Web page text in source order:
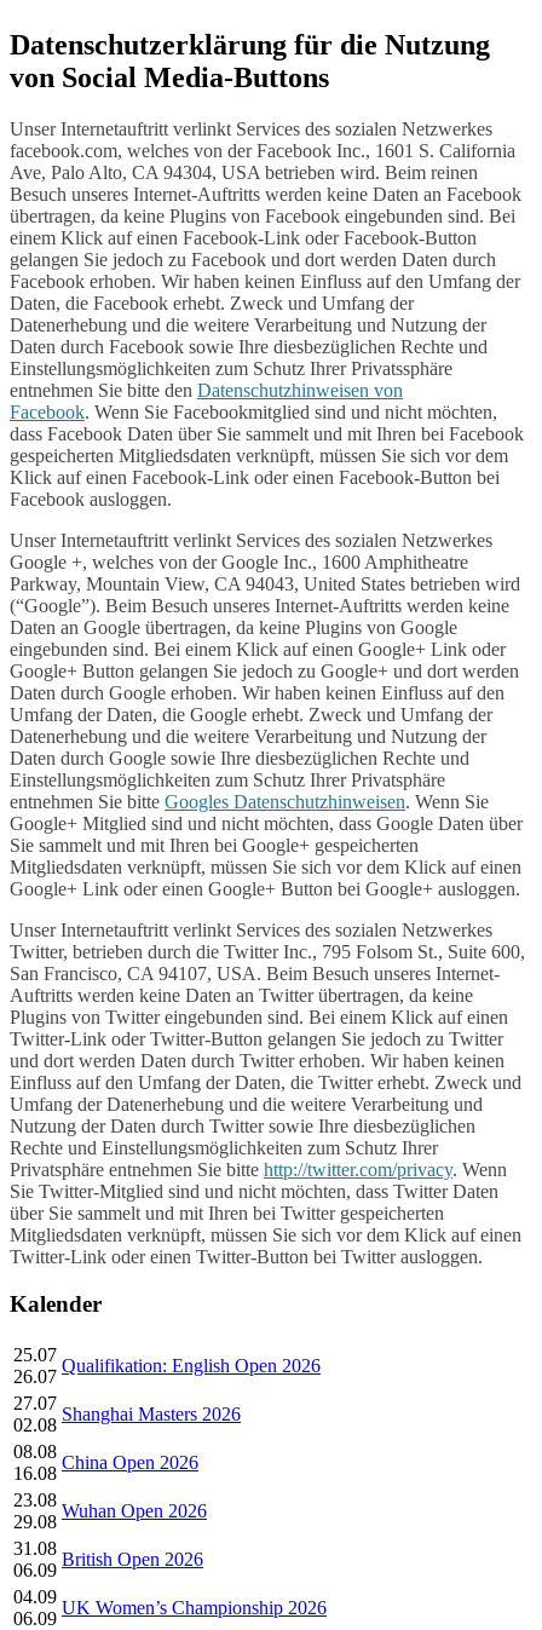
Datenschutzerklärung für die Nutzung
von Social Media-Buttons
Unser Internetauftritt verlinkt Services des sozialen Netzwerkes
facebook.com, welches von der Facebook Inc., 1601 S. California
Ave, Palo Alto, CA 94304, USA betrieben wird. Beim reinen
Besuch unseres Internet-Auftritts werden keine Daten an Facebook
übertragen, da keine Plugins von Facebook eingebunden sind. Bei
einem Klick auf einen Facebook-Link oder Facebook-Button
gelangen Sie jedoch zu Facebook und dort werden Daten durch
Facebook erhoben. Wir haben keinen Einfluss auf den Umfang der
Daten, die Facebook erhebt. Zweck und Umfang der
Datenerhebung und die weitere Verarbeitung und Nutzung der
Daten durch Facebook sowie Ihre diesbezüglichen Rechte und
Einstellungsmöglichkeiten zum Schutz Ihrer Privatssphäre
entnehmen Sie bitte den Datenschutzhinweisen von
Facebook. Wenn Sie Facebookmitglied sind und nicht möchten,
dass Facebook Daten über Sie sammelt und mit Ihren bei Facebook
gespeicherten Mitgliedsdaten verknüpft, müssen Sie sich vor dem
Klick auf einen Facebook-Link oder einen Facebook-Button bei
Facebook ausloggen.
Unser Internetauftritt verlinkt Services des sozialen Netzwerkes
Google +, welches von der Google Inc., 1600 Amphitheatre
Parkway, Mountain View, CA 94043, United States betrieben wird
(“Google”). Beim Besuch unseres Internet-Auftritts werden keine
Daten an Google übertragen, da keine Plugins von Google
eingebunden sind. Bei einem Klick auf einen Google+ Link oder
Google+ Button gelangen Sie jedoch zu Google+ und dort werden
Daten durch Google erhoben. Wir haben keinen Einfluss auf den
Umfang der Daten, die Google erhebt. Zweck und Umfang der
Datenerhebung und die weitere Verarbeitung und Nutzung der
Daten durch Google sowie Ihre diesbezüglichen Rechte und
Einstellungsmöglichkeiten zum Schutz Ihrer Privatsphäre
entnehmen Sie bitte Googles Datenschutzhinweisen. Wenn Sie
Google+ Mitglied sind und nicht möchten, dass Google Daten über
Sie sammelt und mit Ihren bei Google+ gespeicherten
Mitgliedsdaten verknüpft, müssen Sie sich vor dem Klick auf einen
Google+ Link oder einen Google+ Button bei Google+ ausloggen.
Unser Internetauftritt verlinkt Services des sozialen Netzwerkes
Twitter, betrieben durch die Twitter Inc., 795 Folsom St., Suite 600,
San Francisco, CA 94107, USA. Beim Besuch unseres Internet-
Auftritts werden keine Daten an Twitter übertragen, da keine
Plugins von Twitter eingebunden sind. Bei einem Klick auf einen
Twitter-Link oder Twitter-Button gelangen Sie jedoch zu Twitter
und dort werden Daten durch Twitter erhoben. Wir haben keinen
Einfluss auf den Umfang der Daten, die Twitter erhebt. Zweck und
Umfang der Datenerhebung und die weitere Verarbeitung und
Nutzung der Daten durch Twitter sowie Ihre diesbezüglichen
Rechte und Einstellungsmöglichkeiten zum Schutz Ihrer
Privatsphäre entnehmen Sie bitte http://twitter.com/privacy. Wenn
Sie Twitter-Mitglied sind und nicht möchten, dass Twitter Daten
über Sie sammelt und mit Ihren bei Twitter gespeicherten
Mitgliedsdaten verknüpft, müssen Sie sich vor dem Klick auf einen
Twitter-Link oder einen Twitter-Button bei Twitter ausloggen.
Kalender
25.07
26.07
Qualifikation: English Open 2026
27.07
02.08
Shanghai Masters 2026
08.08
16.08
China Open 2026
23.08
29.08
Wuhan Open 2026
31.08
06.09
British Open 2026
04.09
06.09
UK Women’s Championship 2026